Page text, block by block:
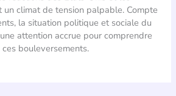
un climat de tension palpable. Compte
la situation politique et sociale du
attention accrue pour comprendre
bouleversements.